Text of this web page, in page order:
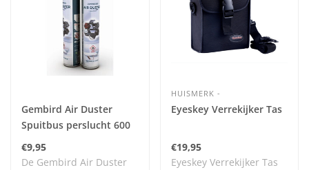
Gembird Air Duster
Spuitbus perslucht 600
ml
€9,95
De Gembird Air Duster
HUISMERK -
Eyeskey Verrekijker Tas
€19,95
Eyeskey Verrekijker Tas